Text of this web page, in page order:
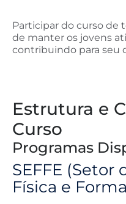
Participar do curso de
de manter os jovens
contribuindo para seu
Estrutura e
Curso
Programas
SEFFE (Setor
Física e